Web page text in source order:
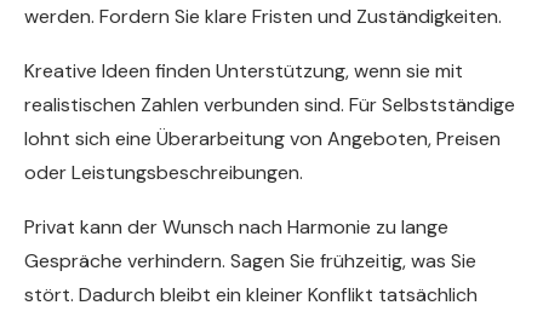
werden. Fordern Sie klare Fristen und Zuständigkeiten.
Kreative Ideen finden Unterstützung, wenn sie mit
realistischen Zahlen verbunden sind. Für Selbstständige
lohnt sich eine Überarbeitung von Angeboten, Preisen
oder Leistungsbeschreibungen.
Privat kann der Wunsch nach Harmonie zu lange
Gespräche verhindern. Sagen Sie frühzeitig, was Sie
stört. Dadurch bleibt ein kleiner Konflikt tatsächlich